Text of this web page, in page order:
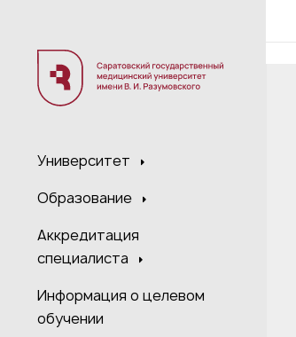
Университет
Образование
Аккредитация
специалиста
Информация о целевом
обучении